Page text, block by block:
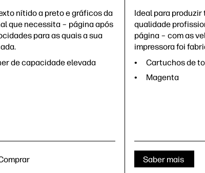
nítido a preto e gráficos da
que necessita – página após
para as quais a sua
de capacidade elevada
Ideal para
qualidade
página – com as
impressora foi
Cartuchos de
Magenta
Saber mais